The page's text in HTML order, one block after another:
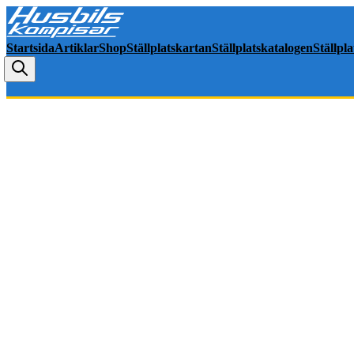
StartsidaArtiklarShopStällplatskartanStällplatskatalogen